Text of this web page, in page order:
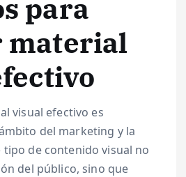
para
material
visual efectivo es
del marketing y la
tipo de contenido visual no
del público, sino que